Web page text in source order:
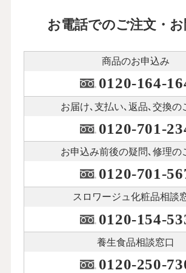
お電話でのご注文・
商品のお申込み
0120-164-
お届け､支払い､ 返品､交換の
0120-701-
お申込み前後の疑問､修理の
0120-701-
スロワージュ化粧品相談
0120-154-
養生食品相談窓口
0120-250-